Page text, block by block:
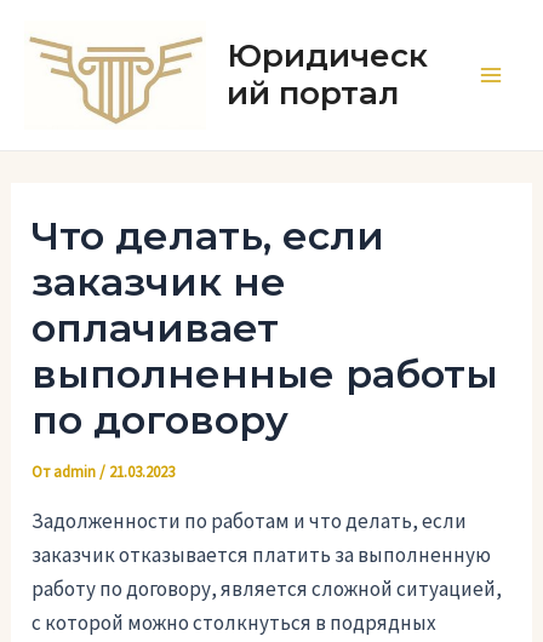
содержимому
Юридическ
ий портал
Что делать, если
заказчик не
оплачивает
выполненные работы
по договору
Отadmin/ 21.03.2023
Задолженности по работам и что делать, если
заказчик отказывается платить за выполненную
работу по договору, является сложной ситуацией,
с которой можно столкнуться в подрядных